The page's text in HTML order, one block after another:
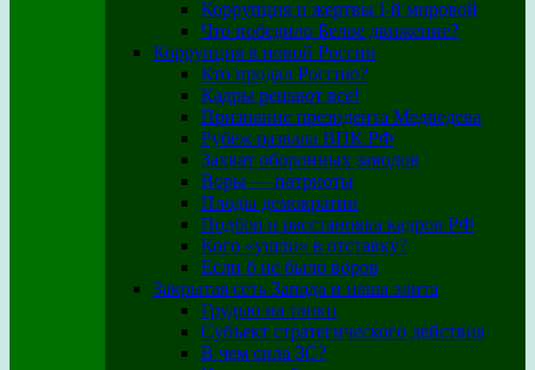
Коррупция и жертвы I-й мировой
Что победило Белое движение?
Коррупция в новой России
Кто продал Россию?
Кадры решают все!
Признание президента Медведева
Рубеж развала ВПК РФ
Захват оборонных заводов
Воры — патриоты
Плоды демократии
Подбор и расстановка кадров РФ
Кого «ушли» в отставку?
Если б не было воров
Закрытая сеть Запада и наша элита
Грудью на танки
Субъект стратегического действия
В чем сила ЗС?